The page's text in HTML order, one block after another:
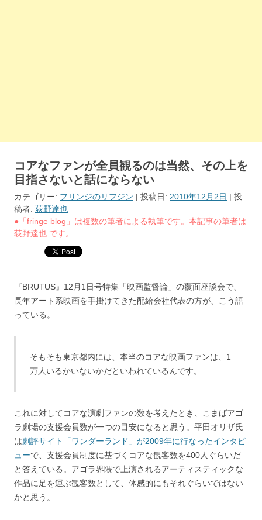
コアなファンが全員観るのは当然、その上を
目指さないと話にならない
カテゴリー: フリンジのリフジン | 投稿日: 2010年12月2日 | 投
稿者: 荻野達也
●「fringe blog」は複数の筆者による執筆です。本記事の筆者は
荻野達也 です。
『BRUTUS』12月1日号特集「映画監督論」の覆面座談会で、
長年アート系映画を手掛けてきた配給会社代表の方が、こう語
っている。
そもそも東京都内には、本当のコアな映画ファンは、1
万人いるかいないかだといわれているんです。
これに対してコアな演劇ファンの数を考えたとき、こまばアゴ
ラ劇場の支援会員数が一つの目安になると思う。平田オリザ氏
は劇評サイト「ワンダーランド」が2009年に行なったインタビ
ューで、支援会員制度に基づくコアな観客数を400人ぐらいだ
と答えている。アゴラ界隈で上演されるアーティスティックな
作品に足を運ぶ観客数として、体感的にもそれぐらいではない
かと思う。